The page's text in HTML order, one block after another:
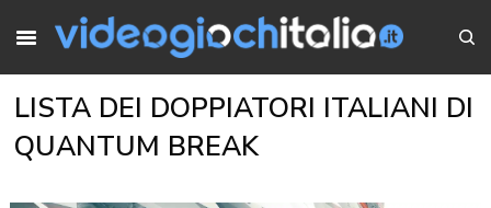
LISTA DEI DOPPIATORI ITALIANI DI
QUANTUM BREAK